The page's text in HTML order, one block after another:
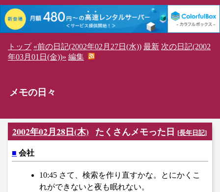
トップ «前の日記(2002年02月27日(水)) 最新 次の日記(2002
年03月01日(金))» 編集
メモの日々
2002年02月28日(木) たくさんメモった日 [長年日記]
■ 会社
10:45 さて、検索を作り直すかな。とにかくこ
れができないと夜も眠れない。